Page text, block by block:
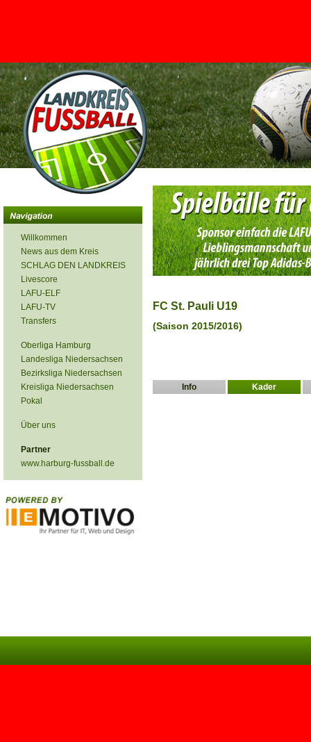
<
Willkommen
News aus dem Kreis
SCHLAG DEN LANDKREIS
Livescore
LAFU-ELF
LAFU-TV
Transfers
Oberliga Hamburg
Landesliga Niedersachsen
Bezirksliga Niedersachsen
Kreisliga Niedersachsen
Pokal
Über uns
Partner
www.harburg-fussball.de
FC St. Pauli U19
(Saison 2015/2016)
Info Kader